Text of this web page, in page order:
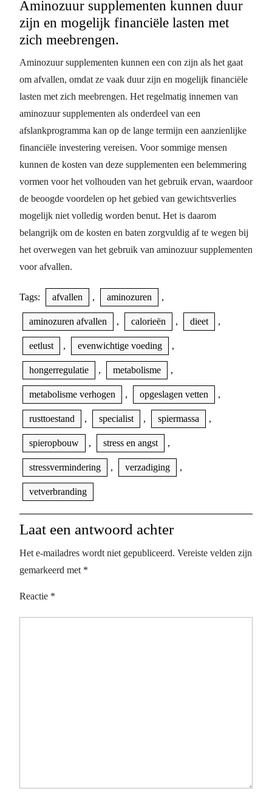
Aminozuur supplementen kunnen duur
zijn en mogelijk financiële lasten met
zich meebrengen.
Aminozuur supplementen kunnen een con zijn als het gaat
om afvallen, omdat ze vaak duur zijn en mogelijk financiële
lasten met zich meebrengen. Het regelmatig innemen van
aminozuur supplementen als onderdeel van een
afslankprogramma kan op de lange termijn een aanzienlijke
financiële investering vereisen. Voor sommige mensen
kunnen de kosten van deze supplementen een belemmering
vormen voor het volhouden van het gebruik ervan, waardoor
de beoogde voordelen op het gebied van gewichtsverlies
mogelijk niet volledig worden benut. Het is daarom
belangrijk om de kosten en baten zorgvuldig af te wegen bij
het overwegen van het gebruik van aminozuur supplementen
voor afvallen.
Tags: afvallen , aminozuren ,
aminozuren afvallen , calorieën , dieet ,
eetlust , evenwichtige voeding ,
hongerregulatie , metabolisme ,
metabolisme verhogen , opgeslagen vetten ,
rusttoestand , specialist , spiermassa ,
spieropbouw , stress en angst ,
stressvermindering , verzadiging ,
vetverbranding
Laat een antwoord achter
Het e-mailadres wordt niet gepubliceerd. Vereiste velden zijn
gemarkeerd met *
Reactie *